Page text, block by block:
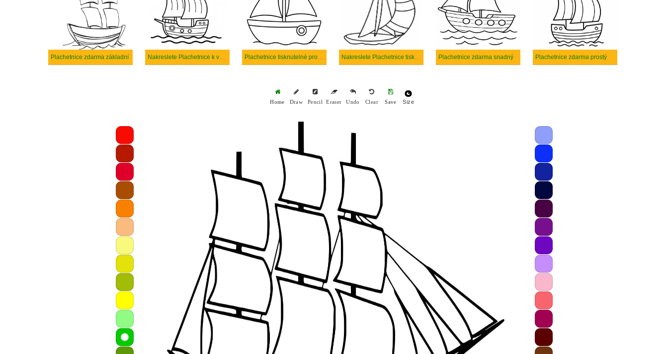
Plachetnice zdarma základní Nakreslete Plachetnice k vytisknutí Plachetnice tisknutelné pro děti Nakreslete Plachetnice tisknutelné Plachetnice zdarma snadný Plachetnice zdarma prostý
Home Draw Pencil Eraser Undo Clear Save Size